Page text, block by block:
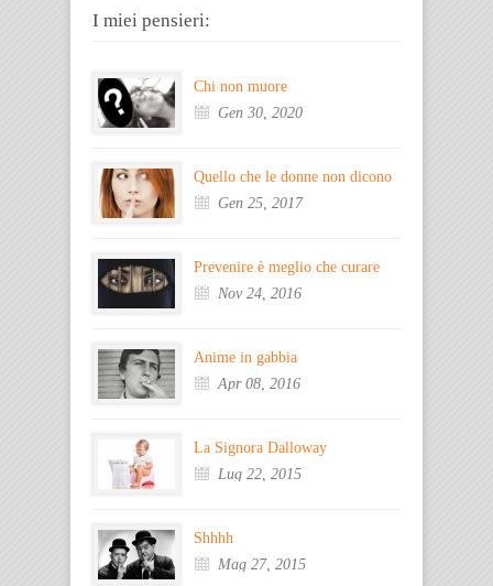
I miei pensieri:
Chi non muore
Gen 30, 2020
Quello che le donne non dicono
Gen 25, 2017
Prevenire è meglio che curare
Nov 24, 2016
Anime in gabbia
Apr 08, 2016
La Signora Dalloway
Lug 22, 2015
Shhhh
Mag 27, 2015